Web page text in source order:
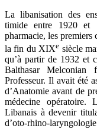
La libanisation des
timide entre 1920 et
pharmacie, les premiers
la fin du XIXe siècle
qu’à partir de 1932 et
Balthasar
Professeur. Il avait été
d’Anatomie avant de
médecine
Libanais à devenir
d’oto-rhino-